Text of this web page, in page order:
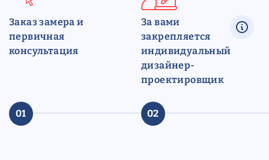
Заказ замера и
первичная
консультация
01
За вами
закрепляется
индивидуальный
дизайнер-
проектировщик
02